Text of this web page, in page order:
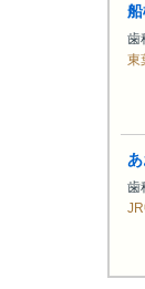
歯
東
歯